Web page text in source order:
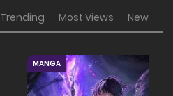
Trending Most Views New
MANGA